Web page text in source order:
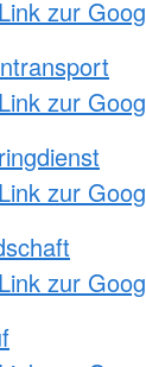
Link zur
Link zur
Link zur
Link zur